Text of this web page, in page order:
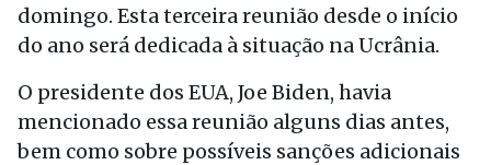
domingo. Esta terceira reunião desde o início
do ano será dedicada à situação na Ucrânia.
O presidente dos EUA, Joe Biden, havia
mencionado essa reunião alguns dias antes,
bem como sobre possíveis sanções adicionais